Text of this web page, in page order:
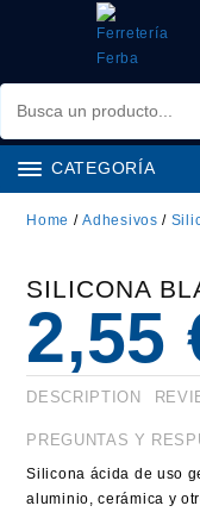
CATEGORÍA
Home /Adhesivos /
SILICONA
2,55
DESCRIPTION
PREGUNTAS Y
Silicona ácida de uso
aluminio, cerámica y